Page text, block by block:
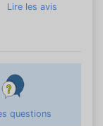
Lire les avis
questions